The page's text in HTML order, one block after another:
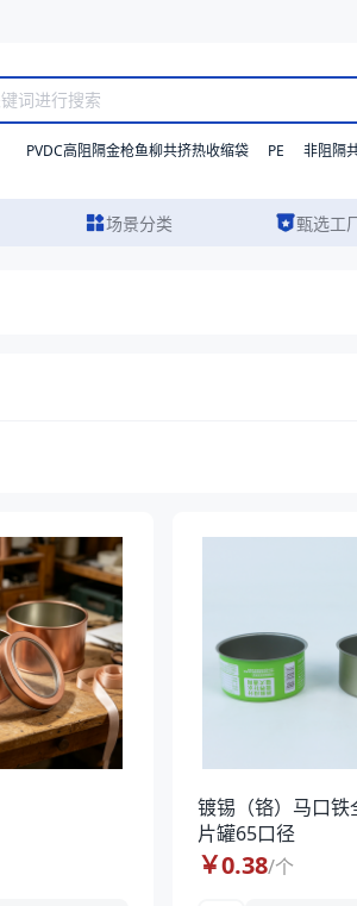
PVDC高阻隔金枪鱼柳共挤热收缩袋 PE 非阻隔
场景分类 甄选工
镀锡（铬）马口铁
片罐65口径
￥0.38/个